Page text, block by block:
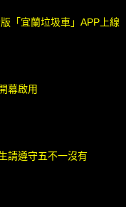
「宜蘭垃圾車」APP上線
幕啟用
請遵守五不一沒有